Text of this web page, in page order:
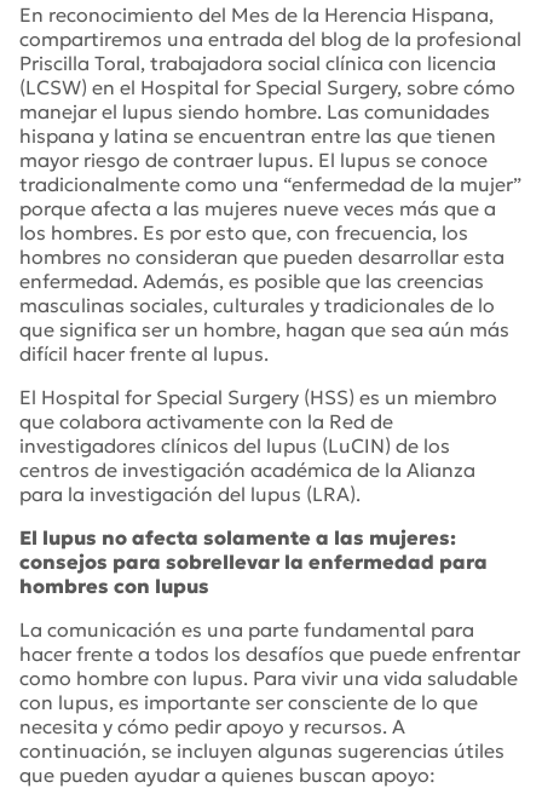
En reconocimiento del Mes de la Herencia Hispana,
compartiremos una entrada del blog de la profesional
Priscilla Toral, trabajadora social clínica con licencia
(LCSW) en el Hospital for Special Surgery, sobre cómo
manejar el lupus siendo hombre. Las comunidades
hispana y latina se encuentran entre las que tienen
mayor riesgo de contraer lupus. El lupus se conoce
tradicionalmente como una “enfermedad de la mujer”
porque afecta a las mujeres nueve veces más que a
los hombres. Es por esto que, con frecuencia, los
hombres no consideran que pueden desarrollar esta
enfermedad. Además, es posible que las creencias
masculinas sociales, culturales y tradicionales de lo
que significa ser un hombre, hagan que sea aún más
difícil hacer frente al lupus.
El Hospital for Special Surgery (HSS) es un miembro
que colabora activamente con la Red de
investigadores clínicos del lupus (LuCIN) de los
centros de investigación académica de la Alianza
para la investigación del lupus (LRA).
El lupus no afecta solamente a las mujeres:
consejos para sobrellevar la enfermedad para
hombres con lupus
La comunicación es una parte fundamental para
hacer frente a todos los desafíos que puede enfrentar
como hombre con lupus. Para vivir una vida saludable
con lupus, es importante ser consciente de lo que
necesita y cómo pedir apoyo y recursos. A
continuación, se incluyen algunas sugerencias útiles
que pueden ayudar a quienes buscan apoyo: